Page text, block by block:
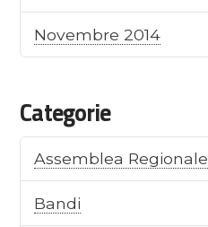
Novembre 2014
Categorie
Assemblea Regionale
Bandi